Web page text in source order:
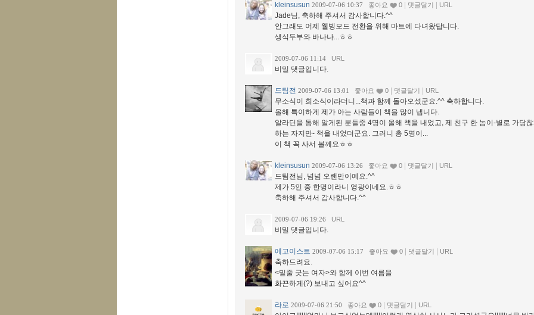
kleinsusun 2009-07-06 10:37 좋아요 0 댓글달기 URL
Jade님, 축하해 주셔서 감사합니다.^^
안그래도 어제 웰빙모드 전환을 위해 마트에 다녀왔답니다.
생식두부와 바나나...ㅎㅎ
2009-07-06 11:14 URL
비밀 댓글입니다.
드팀전 2009-07-06 13:01 좋아요 0 댓글달기 URL
무소식이 희소식이라더니...책과 함께 돌아오셨군요.^^ 축하합니다.
올해 특이하게 제가 아는 사람들이 책을 많이 냅니다.
알라딘을 통해 알게된 분들중 4명이 올해 책을 내었고, 제 친구 한 놈이-별로 가당
하는 자지만- 책을 내었더군요. 그러니 총 5명이...
이 책 꼭 사서 볼께요ㅎㅎ
kleinsusun 2009-07-06 13:26 좋아요 0 댓글달기 URL
드팀전님, 넘넘 오랜만이예요.^^
제가 5인 중 한명이라니 영광이네요.ㅎㅎ
축하해 주셔서 감사합니다.^^
2009-07-06 19:26 URL
비밀 댓글입니다.
에고이스트 2009-07-06 15:17 좋아요 0 댓글달기 URL
축하드려요.
<밑줄 긋는 여자>와 함께 이번 여름을
화끈하게(?) 보내고 싶어요^^
라로 2009-07-06 21:50 좋아요 0 댓글달기 URL